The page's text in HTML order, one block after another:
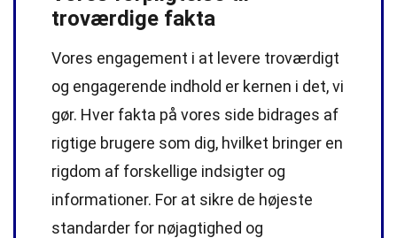
troværdige fakta
Vores engagement i at levere troværdigt
og engagerende indhold er kernen i det, vi
gør. Hver fakta på vores side bidrages af
rigtige brugere som dig, hvilket bringer en
rigdom af forskellige indsigter og
informationer. For at sikre de højeste
standarder for nøjagtighed og